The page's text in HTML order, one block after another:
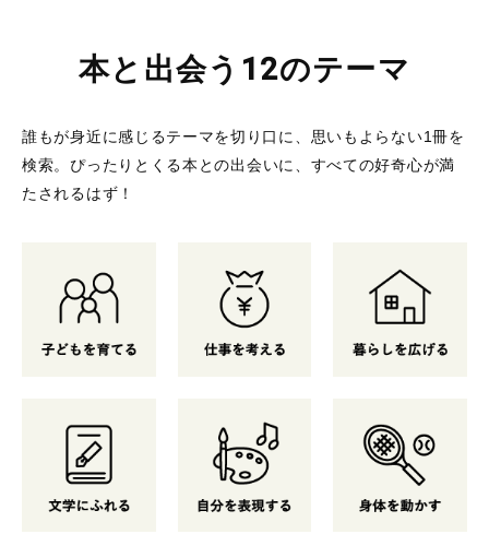
本と出会う12のテーマ
誰もが身近に感じるテーマを切り口に、思いもよらない1冊を
検索。 ぴったりとくる本との出会いに、すべての好奇心が満
たされるはず！